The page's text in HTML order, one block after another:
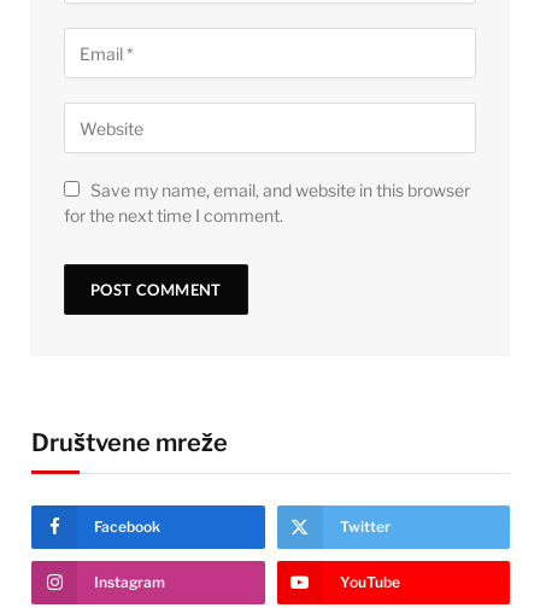
Save my name, email, and website in this browser
for the next time I comment.
Društvene mreže
Facebook Twitter
Instagram YouTube